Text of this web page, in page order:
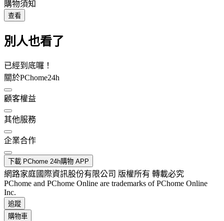
購物須知
查看
別人也看了
已經到底囉！
關於PChome24h
顧客權益
其他服務
企業合作
下載 PChome 24h購物 APP
網路家庭國際資訊股份有限公司 版權所有 轉載必究
PChome and PChome Online are trademarks of PChome Online
Inc.
追蹤
購物車